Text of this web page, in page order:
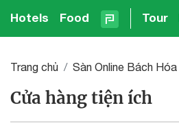
Hotels Food Tour
Trang chủ Sàn Online Bách Hóa
Cửa hàng tiện ích